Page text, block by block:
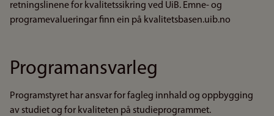
retningslinene for kvalitetssikring ved UiB. Emne- og
programevalueringar finn ein på kvalitetsbasen.uib.no
Programansvarleg
Programstyret har ansvar for fagleg innhald og oppbygging
av studiet og for kvaliteten på studieprogrammet.